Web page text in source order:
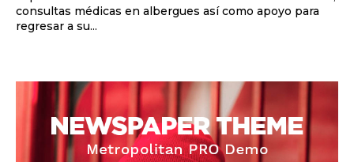
consultas médicas en albergues así como apoyo para
regresar a su...